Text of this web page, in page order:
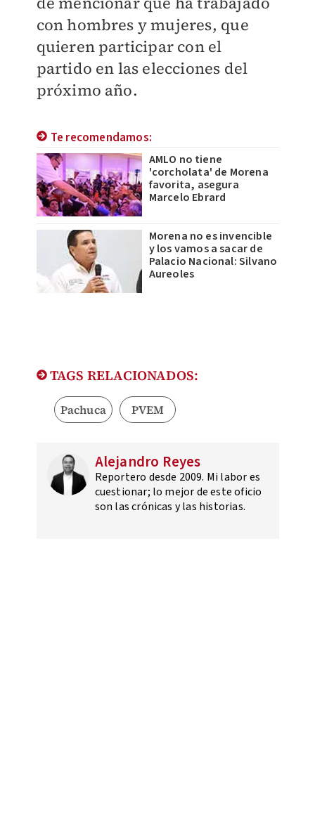
con hombres y mujeres, que
quieren participar con el
partido en las elecciones del
próximo año.
Te recomendamos:
AMLO no tiene
'corcholata' de Morena
favorita, asegura
Marcelo Ebrard
Morena no es invencible
y los vamos a sacar de
Palacio Nacional: Silvano
Aureoles
TAGS RELACIONADOS:
Pachuca PVEM
Alejandro Reyes
Reportero desde 2009. Mi labor es
cuestionar; lo mejor de este oficio
son las crónicas y las historias.